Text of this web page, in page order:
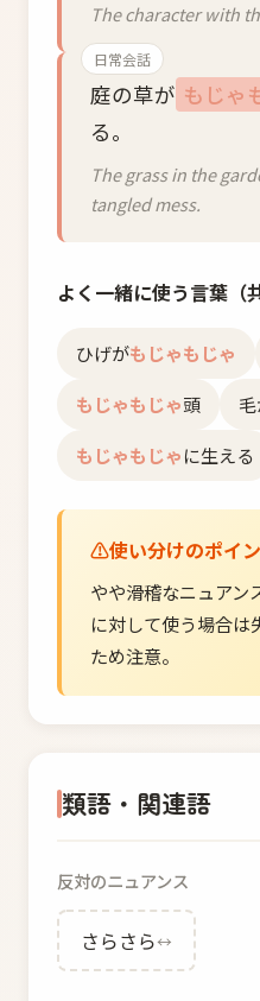
The character with
日常会話
庭の草が もじゃ
る。
The grass in the
tangled mess.
よく一緒に使う言葉（
ひげがもじゃもじゃ
もじゃもじゃ頭
もじゃもじゃに生える
使い分けのポイ
やや滑稽なニュアン
に対して使う場合は
ため注意。
類語・関連語
反対のニュアンス
さらさら↔